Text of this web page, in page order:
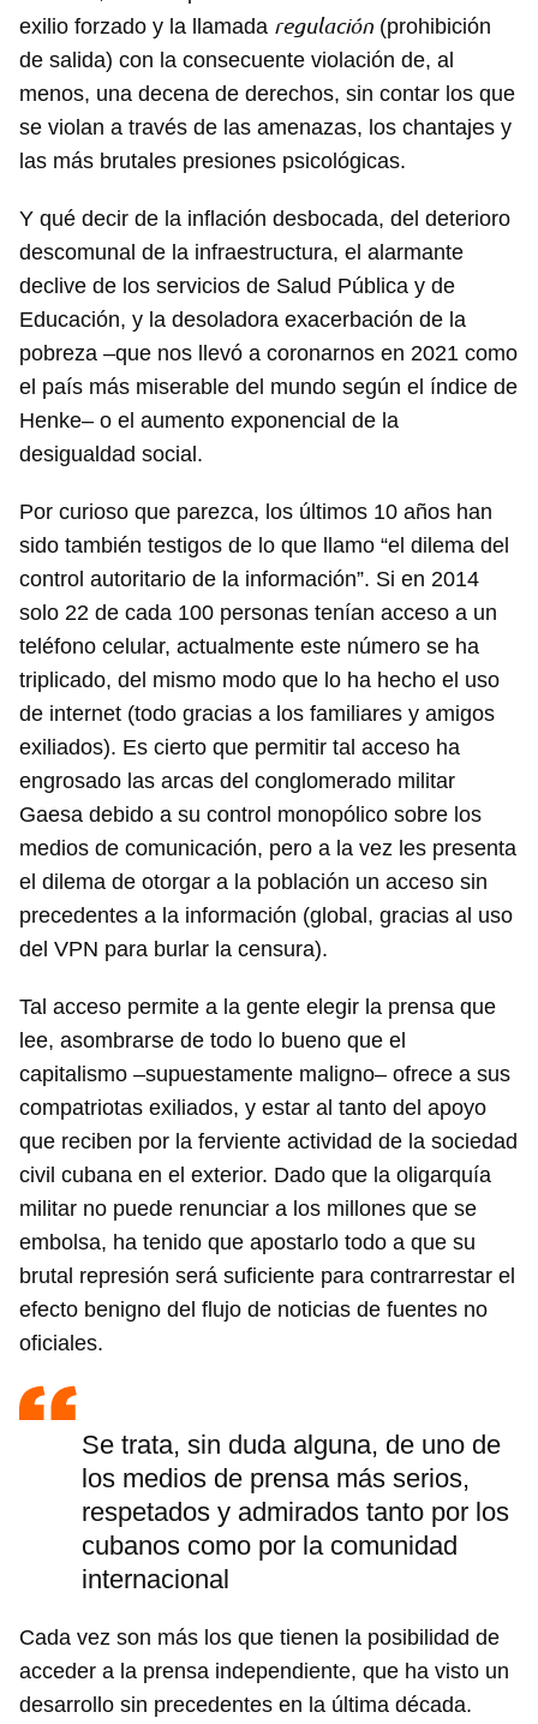
exilio forzado y la llamada regulación (prohibición
de salida) con la consecuente violación de, al
menos, una decena de derechos, sin contar los que
se violan a través de las amenazas, los chantajes y
las más brutales presiones psicológicas.
Y qué decir de la inflación desbocada, del deterioro
descomunal de la infraestructura, el alarmante
declive de los servicios de Salud Pública y de
Educación, y la desoladora exacerbación de la
pobreza –que nos llevó a coronarnos en 2021 como
el país más miserable del mundo según el índice de
Henke– o el aumento exponencial de la
desigualdad social.
Por curioso que parezca, los últimos 10 años han
sido también testigos de lo que llamo “el dilema del
control autoritario de la información”. Si en 2014
solo 22 de cada 100 personas tenían acceso a un
teléfono celular, actualmente este número se ha
triplicado, del mismo modo que lo ha hecho el uso
de internet (todo gracias a los familiares y amigos
exiliados). Es cierto que permitir tal acceso ha
engrosado las arcas del conglomerado militar
Gaesa debido a su control monopólico sobre los
medios de comunicación, pero a la vez les presenta
el dilema de otorgar a la población un acceso sin
precedentes a la información (global, gracias al uso
del VPN para burlar la censura).
Tal acceso permite a la gente elegir la prensa que
lee, asombrarse de todo lo bueno que el
capitalismo –supuestamente maligno– ofrece a sus
compatriotas exiliados, y estar al tanto del apoyo
que reciben por la ferviente actividad de la sociedad
civil cubana en el exterior. Dado que la oligarquía
militar no puede renunciar a los millones que se
embolsa, ha tenido que apostarlo todo a que su
brutal represión será suficiente para contrarrestar el
efecto benigno del flujo de noticias de fuentes no
oficiales.
Se trata, sin duda alguna, de uno de
los medios de prensa más serios,
respetados y admirados tanto por los
cubanos como por la comunidad
internacional
Cada vez son más los que tienen la posibilidad de
acceder a la prensa independiente, que ha visto un
desarrollo sin precedentes en la última década.